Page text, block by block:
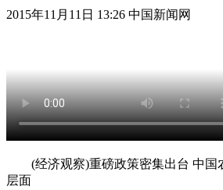
2015年11月11日 13:26 中国新闻网
(经济观察)重磅政策密集出台 中国
层面